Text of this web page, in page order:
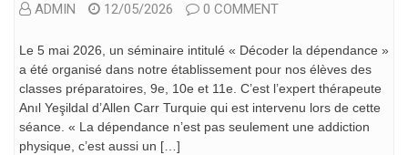
ADMIN 12/05/2026 0 COMMENT
Le 5 mai 2026, un séminaire intitulé « Décoder la dépendance »
a été organisé dans notre établissement pour nos élèves des
classes préparatoires, 9e, 10e et 11e. C’est l’expert thérapeute
Anıl Yeşildal d’Allen Carr Turquie qui est intervenu lors de cette
séance. « La dépendance n’est pas seulement une addiction
physique, c’est aussi un […]